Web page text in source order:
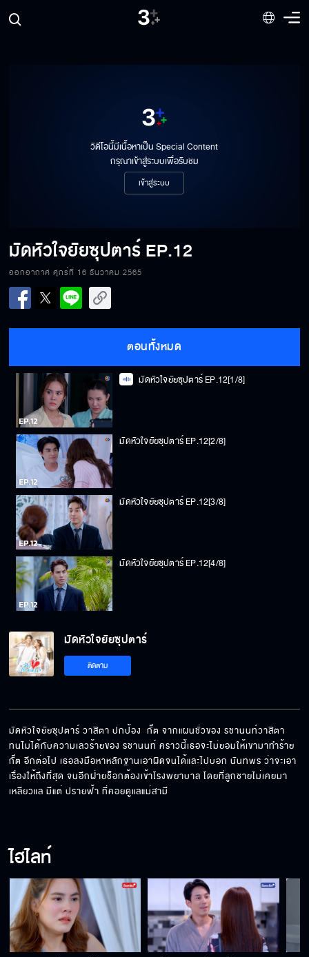
วิดีโอนี้มีเนื้อหาเป็น Special Content
กรุณาเข้าสู่ระบบเพื่อรับชม
เข้าสู่ระบบ
มัดหัวใจยัยซุปตาร์EP.12
ออกอากาศ ศุกร์ที่ 16 ธันวาคม 2565
ตอนทั้งหมด
มัดหัวใจยัยซุปตาร์ EP.12[1/8]
มัดหัวใจยัยซุปตาร์ EP.12[2/8]
มัดหัวใจยัยซุปตาร์ EP.12[3/8]
มัดหัวใจยัยซุปตาร์ EP.12[4/8]
มัดหัวใจยัยซุปตาร์ EP.12[7/8]
มัดหัวใจยัยซุปตาร์
ติดตาม
มัดหัวใจยัยซุปตาร์ วาสิตา ปกป้อง  กั๊ต จากแผนชั่วของ รชานนท์วาสิตา
ทนไม่ได้กับความเลวร้ายของ รชานนท์ คราวนี้เธอจะไม่ยอมให้เขามาทำร้าย
กั๊ต อีกต่อไป เธอลงมือหาหลักฐานเอาผิดจนได้และไปบอก นันทพร ว่าจะเอา
เรื่องให้ถึงที่สุด จนอีกฝ่ายช็อกต้องเข้าโรงพยาบาล โดยที่ลูกชายไม่เคยมา
เหลียวแล มีแต่ ปรายฟ้า ที่คอยดูแลแม่สามี
ไฮไลท์